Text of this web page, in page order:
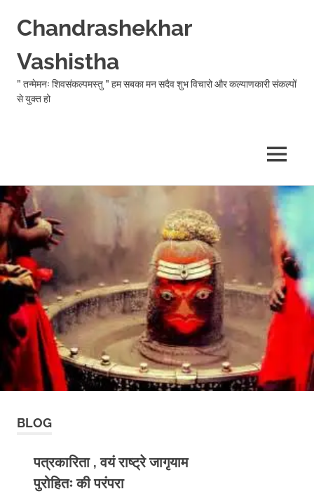
Skip
to
content
Chandrashekhar
Vashistha
" तन्मेमनः शिवसंकल्पमस्तु " हम सबका मन सदैव शुभ विचारो और कल्याणकारी संकल्पों
से युक्त हो
MENU
BLOG
पत्रकारिता , वयं राष्ट्रे जागृयाम
पुरोहितः की परंपरा